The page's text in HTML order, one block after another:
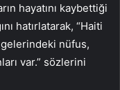
hayatını kaybettiği
hatırlatarak, “Haiti
nüfus,
var.” sözlerini